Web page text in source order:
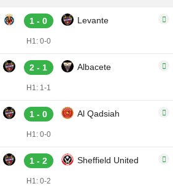
1 - 0 Levante
H1: 0-0
2 - 1 Albacete
H1: 1-1
1 - 0 Al Qadsiah
H1: 0-0
1 - 2 Sheffield United
H1: 0-2